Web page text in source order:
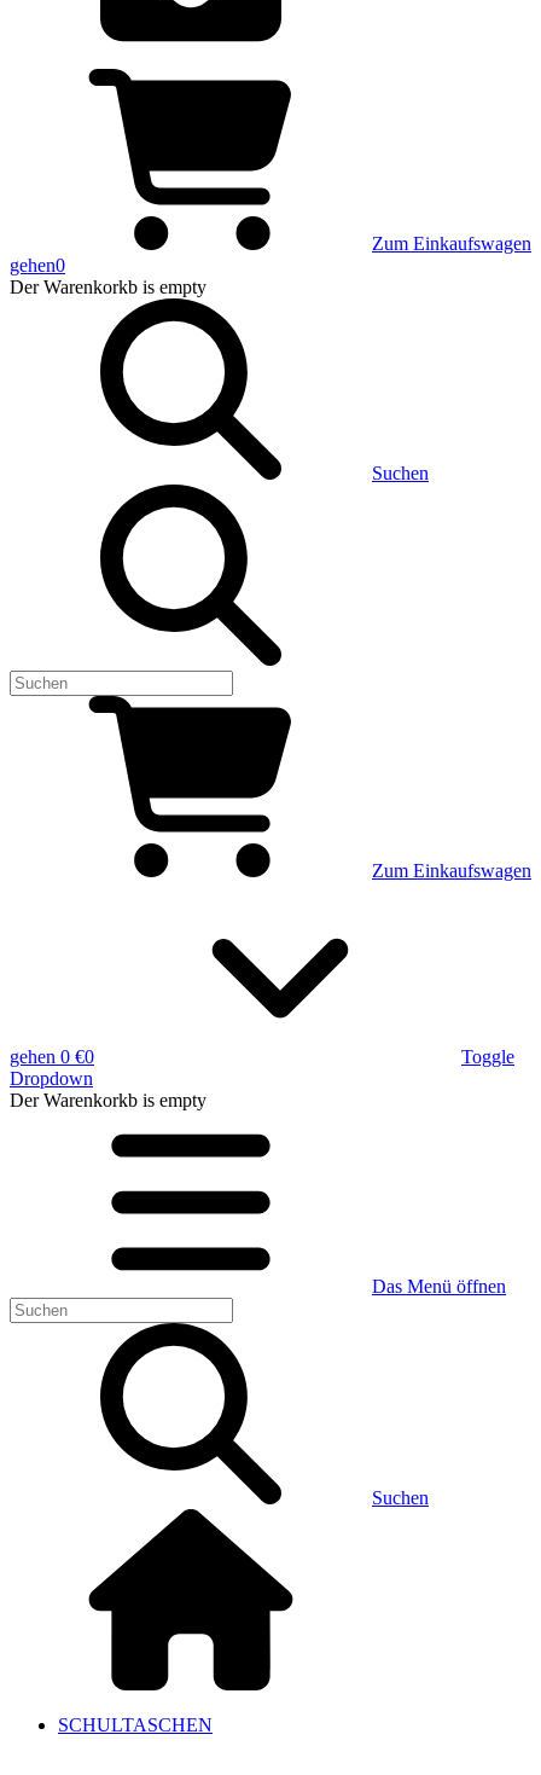
Zum Einkaufswagen
gehen0
Der Warenkorkb is empty
Suchen
Zum Einkaufswagen
gehen 0 €0
Toggle
Dropdown
Der Warenkorkb is empty
Das Menü öffnen
Suchen
SCHULTASCHEN